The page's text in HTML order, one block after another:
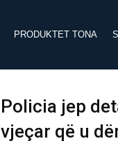
PRODUKTET TONA
Policia jep
vjeçar që u